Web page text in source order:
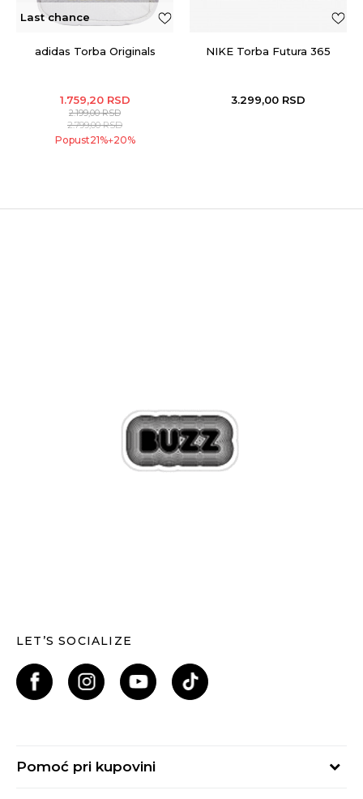
Last chance
adidas Torba Originals
1.759,20 RSD
2.199,00RSD
2.799,00RSD
Popust21%+20%
NIKE Torba Futura 365
3.299,00 RSD
LET’S SOCIALIZE
Pomoć pri kupovini